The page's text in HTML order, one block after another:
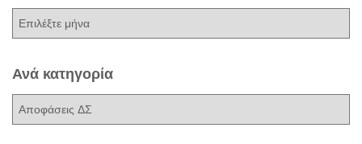
η
ι
α
ο
κ
Ανά κατηγορία